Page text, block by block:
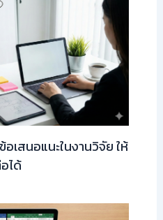
เสนอแนะในงานวิจัย ให้
ได้